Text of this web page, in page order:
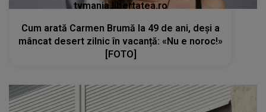
tvmania.libertatea.ro
Cum arată Carmen Brumă la 49 de ani, deși a
mâncat desert zilnic în vacanță: «Nu e noroc!»
[FOTO]